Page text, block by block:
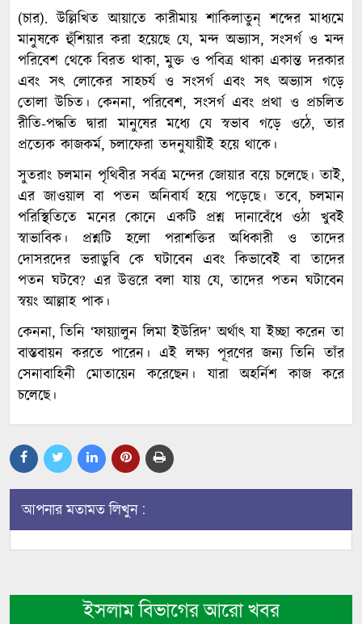
(চার). উল্লিখিত আয়াতে কারীমায় শাকিলাতুন্ শব্দের মাধ্যমে
মানুষকে হুঁশিয়ার করা হয়েছে যে, মন্দ অভ্যাস, সংসর্গ ও মন্দ
পরিবেশ থেকে বিরত থাকা, মুক্ত ও পবিত্র থাকা একান্ত দরকার
এবং সৎ লোকের সাহচর্য ও সংসর্গ এবং সৎ অভ্যাস গড়ে
তোলা উচিত। কেননা, পরিবেশ, সংসর্গ এবং প্রথা ও প্রচলিত
রীতি-পদ্ধতি দ্বারা মানুষের মধ্যে যে স্বভাব গড়ে ওঠে, তার
প্রত্যেক কাজকর্ম, চলাফেরা তদনুযায়ীই হয়ে থাকে।
সুতরাং চলমান পৃথিবীর সর্বত্র মন্দের জোয়ার বয়ে চলেছে। তাই,
এর জাওয়াল বা পতন অনিবার্য হয়ে পড়েছে। তবে, চলমান
পরিস্থিতিতে মনের কোনে একটি প্রশ্ন দানাবেঁধে ওঠা খুবই
স্বাভাবিক। প্রশ্নটি হলো পরাশক্তির অধিকারী ও তাদের
দোসরদের ভরাডুবি কে ঘটাবেন এবং কিভাবেই বা তাদের
পতন ঘটবে? এর উত্তরে বলা যায় যে, তাদের পতন ঘটাবেন
স্বয়ং আল্লাহ পাক।
কেননা, তিনি ‘ফায়্যালুন লিমা ইউরিদ’ অর্থাৎ যা ইচ্ছা করেন তা
বাস্তবায়ন করতে পারেন। এই লক্ষ্য পূরণের জন্য তিনি তাঁর
সেনাবাহিনী মোতায়েন করেছেন। যারা অহর্নিশ কাজ করে
চলেছে।
আপনার মতামত লিখুন :
ইসলাম বিভাগের আরো খবর